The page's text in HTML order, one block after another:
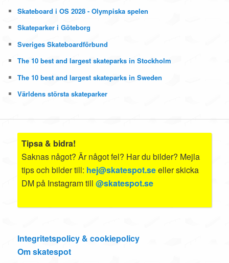
Skateboard i OS 2028 - Olympiska spelen
Skateparker i Göteborg
Sveriges Skateboardförbund
The 10 best and largest skateparks in Stockholm
The 10 best and largest skateparks in Sweden
Världens största skateparker
Tipsa & bidra!
Saknas något? Är något fel? Har du bilder? Mejla
tips och bilder till: hej@skatespot.seeller skicka
DM på Instagram till@skatespot.se
Integritetspolicy & cookiepolicy
Om skatespot